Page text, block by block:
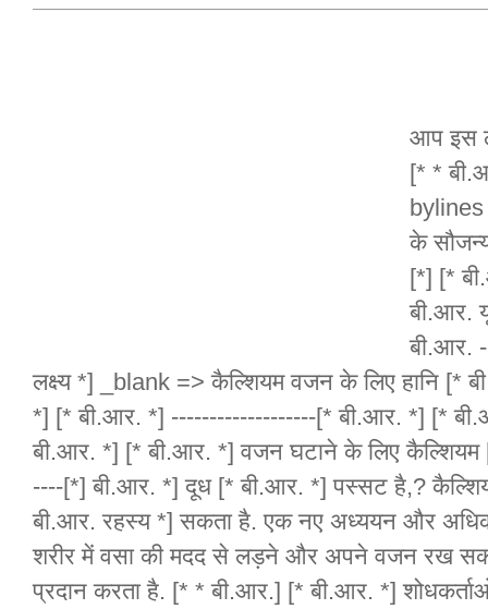
आप इस
[* *
bylines
के
[*] [*
बी.आर.
बी.आर.
लक्ष्य *] _blank => कैल्शियम वजन के लिए हानि [*
*] [* बी.आर. *] -------------------[* बी.आर. *] [*
बी.आर. *] [* बी.आर. *] वजन घटाने के लिए
----[*] बी.आर. *] दूध [* बी.आर. *] पस्सट है,?
बी.आर. रहस्य *] सकता है. एक नए अध्ययन और
शरीर में वसा की मदद से लड़ने और अपने वजन रख
प्रदान करता है. [* * बी.आर.] [* बी.आर. *]